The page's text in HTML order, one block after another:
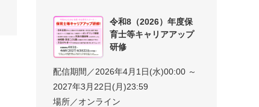
令和8（2026）年度保
育士等キャリアアップ
研修
配信期間／2026年4月1日(水)00:00 ～
2027年3月22日(月)23:59
場所／オンライン